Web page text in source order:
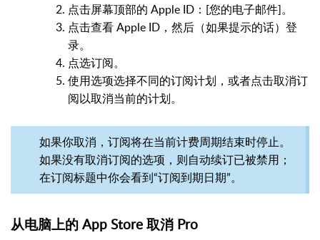
点击屏幕顶部的 Apple ID：[您的电子邮件]。
点击查看 Apple ID，然后（如果提示的话）登
录。
点选订阅。
使用选项选择不同的订阅计划，或者点击取消订
阅以取消当前的计划。
如果你取消，订阅将在当前计费周期结束时停止。
如果没有取消订阅的选项，则自动续订已被禁用；
在订阅标题中你会看到“订阅到期日期”。
从电脑上的 App Store 取消 Pro